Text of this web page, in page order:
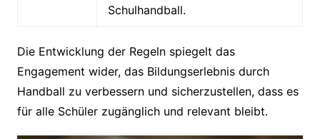
Schulhandball.
Die Entwicklung der Regeln spiegelt das
Engagement wider, das Bildungserlebnis durch
Handball zu verbessern und sicherzustellen, dass es
für alle Schüler zugänglich und relevant bleibt.